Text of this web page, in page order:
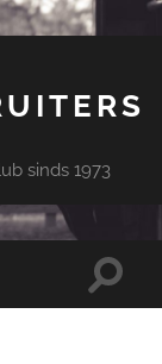
sinds 1973
Toggle